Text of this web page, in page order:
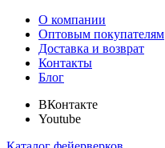
О компании
Оптовым покупателям
Доставка и возврат
Контакты
Блог
ВКонтакте
Youtube